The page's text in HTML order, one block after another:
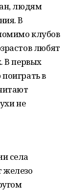
людям
В
клубов
любят
В первых
в
не
села
железо